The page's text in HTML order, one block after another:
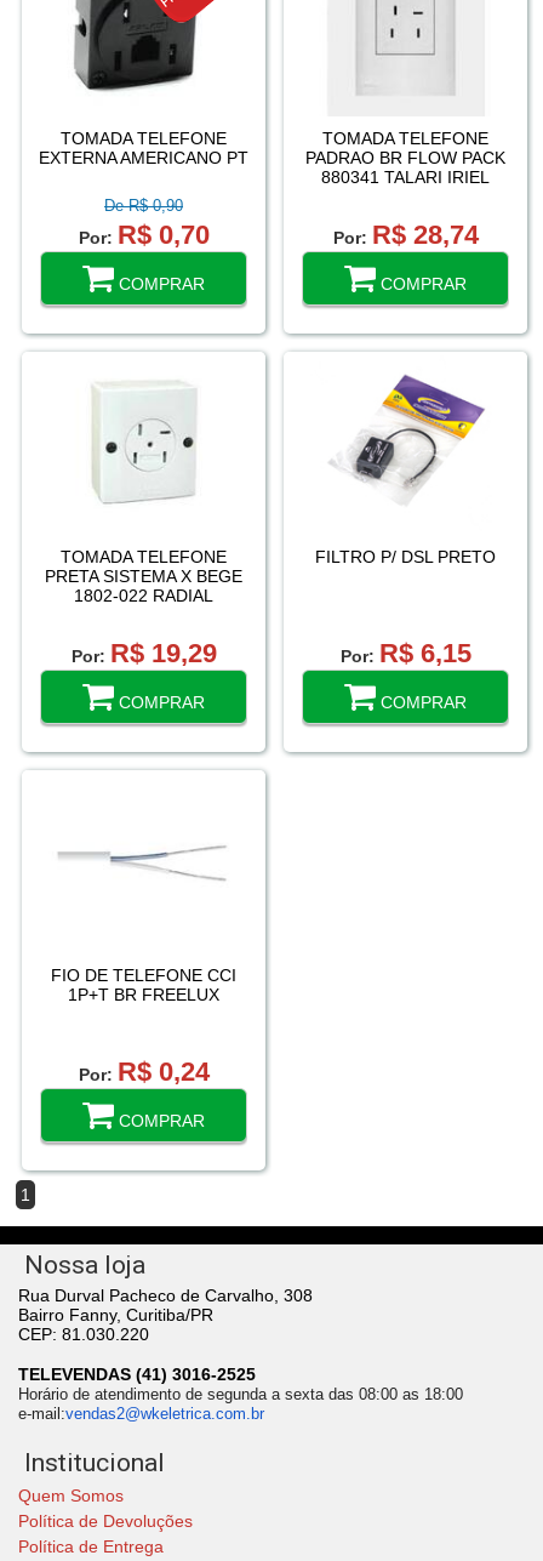
TOMADA TELEFONE
EXTERNA AMERICANO PT
De R$ 0,90
Por: R$ 0,70
COMPRAR
TOMADA TELEFONE
PADRAO BR FLOW PACK
880341 TALARI IRIEL
Por: R$ 28,74
COMPRAR
TOMADA TELEFONE
PRETA SISTEMA X BEGE
1802-022 RADIAL
Por: R$ 19,29
COMPRAR
FILTRO P/ DSL PRETO
Por: R$ 6,15
COMPRAR
FIO DE TELEFONE CCI
1P+T BR FREELUX
Por: R$ 0,24
COMPRAR
1
Nossa loja
Rua Durval Pacheco de Carvalho, 308
Bairro Fanny, Curitiba/PR
CEP: 81.030.220
TELEVENDAS (41) 3016-2525
Horário de atendimento de segunda a sexta das 08:00 as 18:00
e-mail:vendas2@wkeletrica.com.br
Institucional
Quem Somos
Política de Devoluções
Política de Entrega